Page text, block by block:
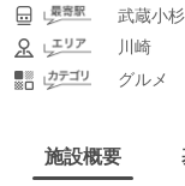
武蔵小杉
川崎
グルメ
施設概要